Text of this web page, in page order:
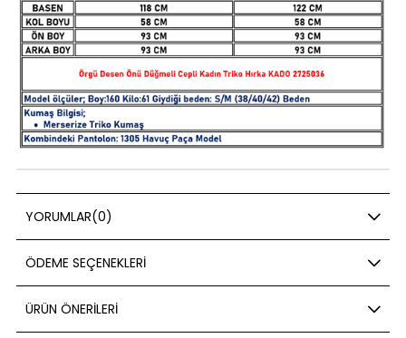
YORUMLAR(0)
ÖDEME SEÇENEKLERI
ÜRÜN ÖNERILERI